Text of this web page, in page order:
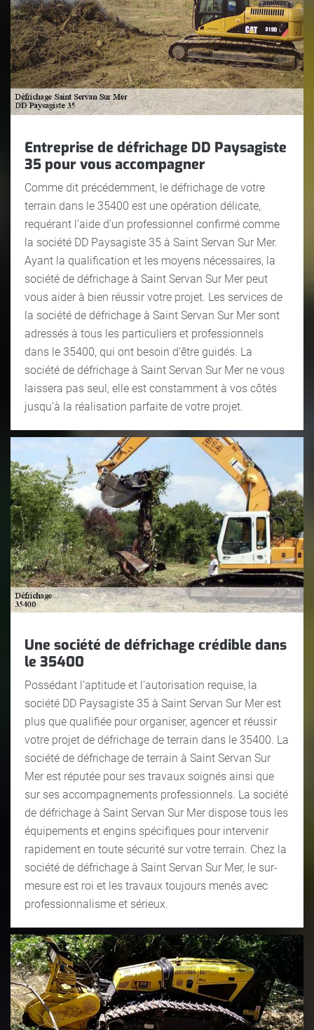
Entreprise de défrichage DD Paysagiste
35 pour vous accompagner
Comme dit précédemment, le défrichage de votre
terrain dans le 35400 est une opération délicate,
requérant l’aide d’un professionnel confirmé comme
la société DD Paysagiste 35 à Saint Servan Sur Mer.
Ayant la qualification et les moyens nécessaires, la
société de défrichage à Saint Servan Sur Mer peut
vous aider à bien réussir votre projet. Les services de
la société de défrichage à Saint Servan Sur Mer sont
adressés à tous les particuliers et professionnels
dans le 35400, qui ont besoin d’être guidés. La
société de défrichage à Saint Servan Sur Mer ne vous
laissera pas seul, elle est constamment à vos côtés
jusqu’à la réalisation parfaite de votre projet.
Une société de défrichage crédible dans
le 35400
Possédant l’aptitude et l’autorisation requise, la
société DD Paysagiste 35 à Saint Servan Sur Mer est
plus que qualifiée pour organiser, agencer et réussir
votre projet de défrichage de terrain dans le 35400. La
société de défrichage de terrain à Saint Servan Sur
Mer est réputée pour ses travaux soignés ainsi que
sur ses accompagnements professionnels. La société
de défrichage à Saint Servan Sur Mer dispose tous les
équipements et engins spécifiques pour intervenir
rapidement en toute sécurité sur votre terrain. Chez la
société de défrichage à Saint Servan Sur Mer, le sur-
mesure est roi et les travaux toujours menés avec
professionnalisme et sérieux.